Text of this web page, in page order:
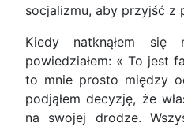
socjalizmu, aby przyjść z
Kiedy natknąłem się
powiedziałem: « To jest
to mnie prosto między
podjąłem decyzję, że
na swojej drodze.